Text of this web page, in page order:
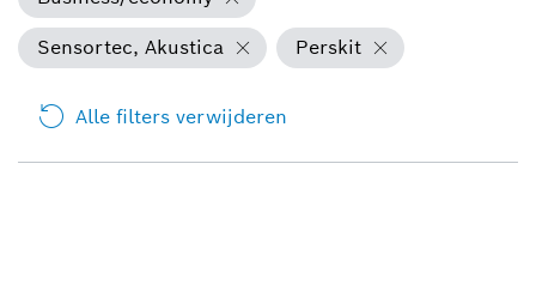
Sensortec, Akustica
Perskit
Alle filters verwijderen